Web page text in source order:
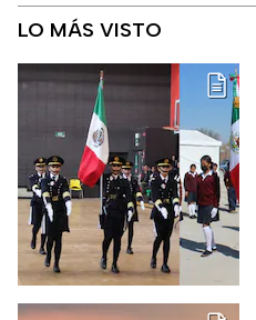
LO MÁS VISTO